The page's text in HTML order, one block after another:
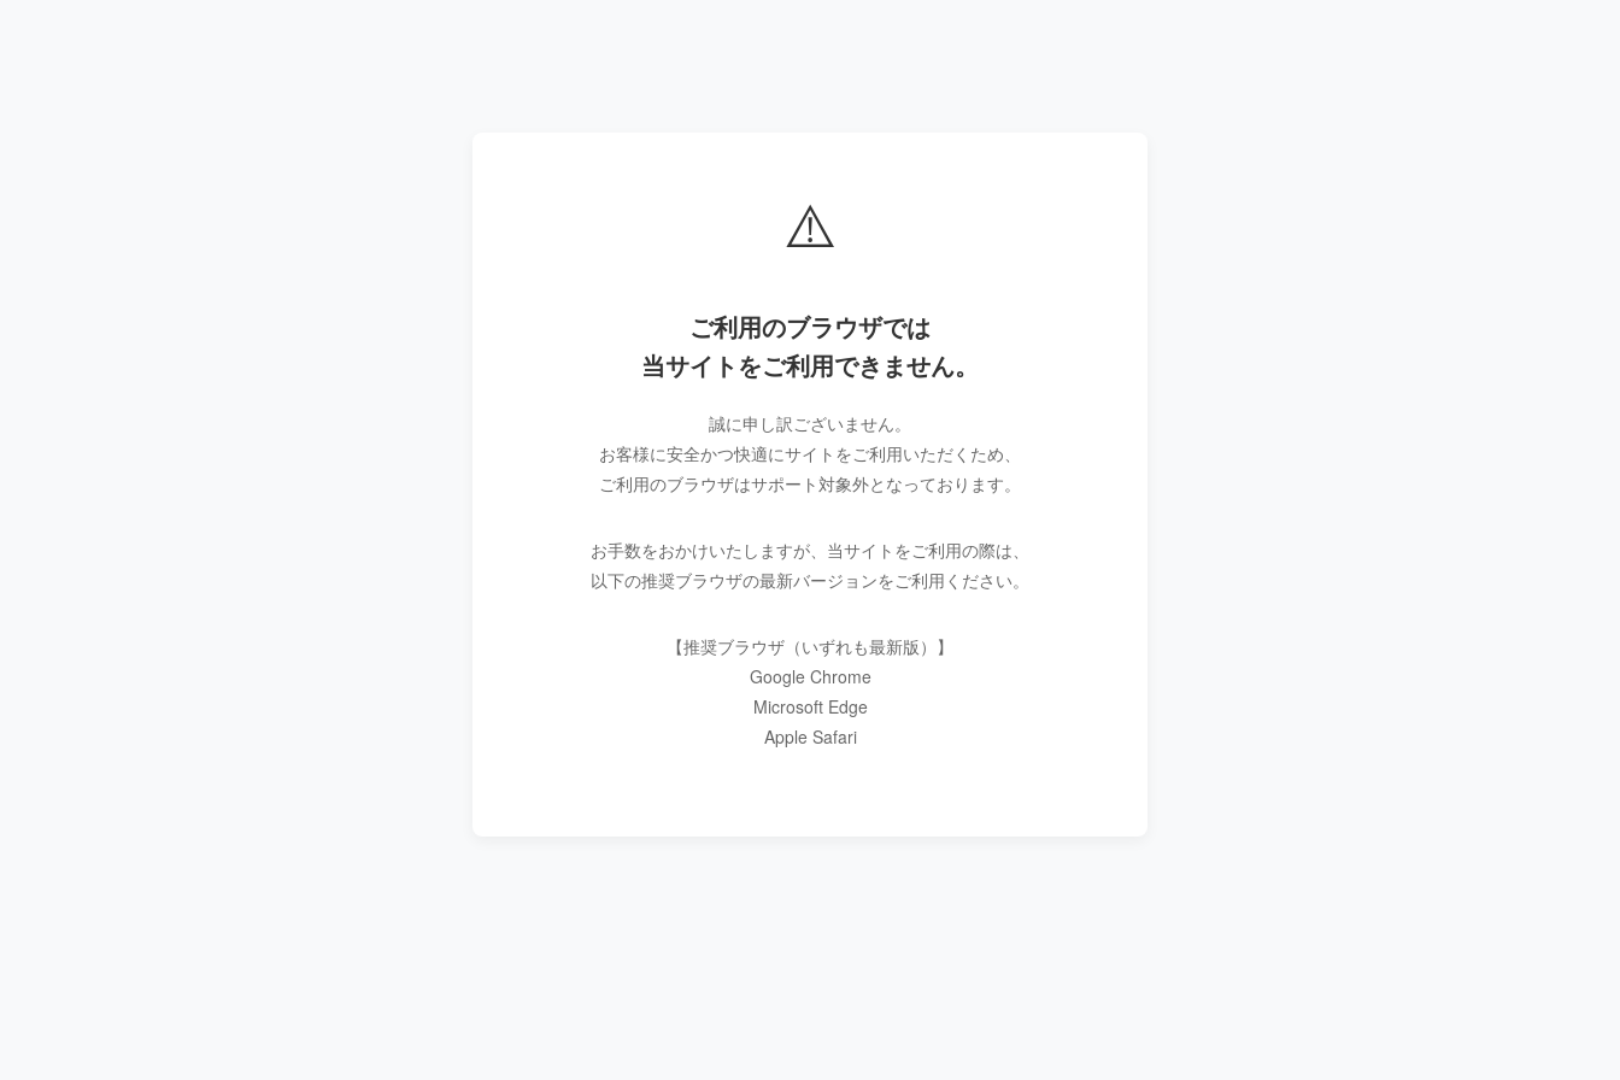
⚠️
ご利用のブラウザでは
当サイトをご利用できません。
誠に申し訳ございません。
お客様に安全かつ快適にサイトをご利用いただくため、
ご利用のブラウザはサポート対象外となっております。
お手数をおかけいたしますが、当サイトをご利用の際は、
以下の推奨ブラウザの最新バージョンをご利用ください。
【推奨ブラウザ（いずれも最新版）】
Google Chrome
Microsoft Edge
Apple Safari